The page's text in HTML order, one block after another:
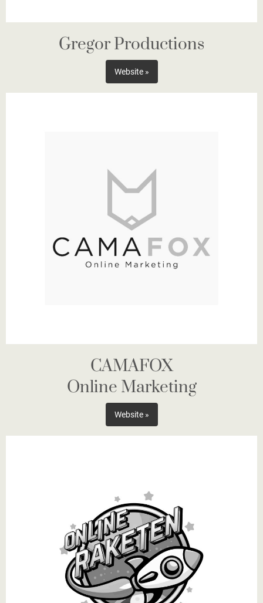
Gregor Productions
Website »
CAMAFOX
Online Marketing
Website »